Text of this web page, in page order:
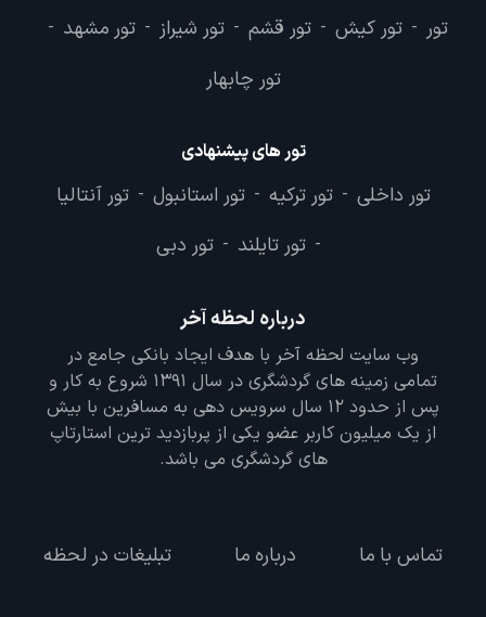
تور - تور کیش - تور قشم - تور شیراز - تور مشهد -
تور چابهار
تور های پیشنهادی
تور داخلی - تور ترکیه - تور استانبول - تور آنتالیا
- تور تایلند - تور دبی
درباره لحظه آخر
وب سایت لحظه آخر با هدف ایجاد بانکی جامع در
تمامی زمینه های گردشگری در سال 1391 شروع به کار و
پس از حدود 12 سال سرویس دهی به مسافرین با بیش
از یک میلیون کاربر عضو یکی از پربازدید ترین استارتاپ
های گردشگری می باشد.
تماس با ما درباره ما تبلیغات در لحظه